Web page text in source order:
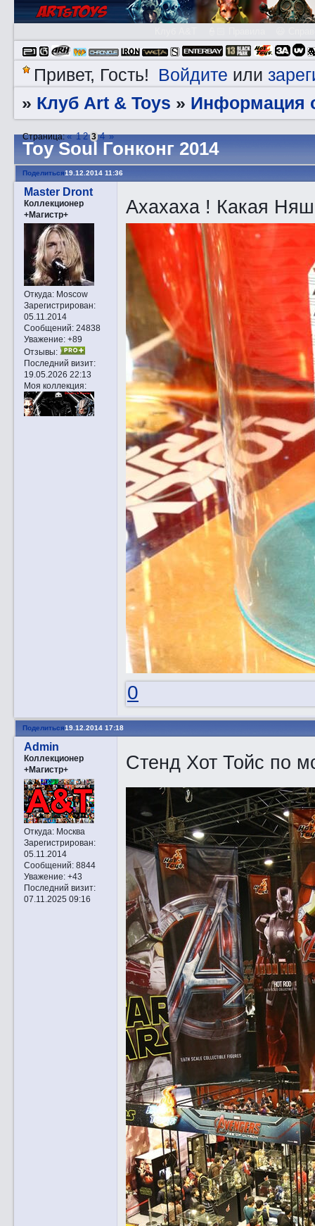
Привет, Гость! Войдите или
» Клуб Art & Toys » Информация
Toy Soul Гонконг 2014
Страница:« 1 2 3 4 »
Поделиться19.12.2014 11:36
Master Dront
Коллекционер
+Магистр+
Откуда:Moscow
Зарегистрирован:
05.11.2014
Сообщений:24838
Уважение: +89
Отзывы:
Последний визит:
19.05.2026 22:13
Моя коллекция:
Ахахаха ! Какая
0
Поделиться19.12.2014 17:18
Admin
Коллекционер
+Магистр+
Откуда:Москва
Зарегистрирован:
05.11.2014
Сообщений:8844
Уважение: +43
Последний визит:
07.11.2025 09:16
Стенд Хот Тойс по